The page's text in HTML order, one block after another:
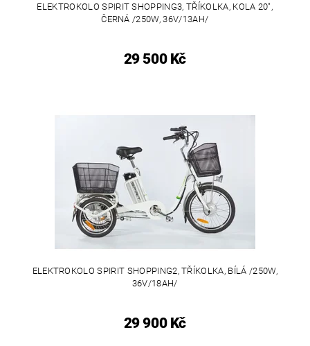
ELEKTROKOLO SPIRIT SHOPPING3, TŘÍKOLKA, KOLA 20",
ČERNÁ /250W, 36V/13AH/
29 500 Kč
ELEKTROKOLO SPIRIT SHOPPING2, TŘÍKOLKA, BÍLÁ /250W,
36V/18AH/
29 900 Kč